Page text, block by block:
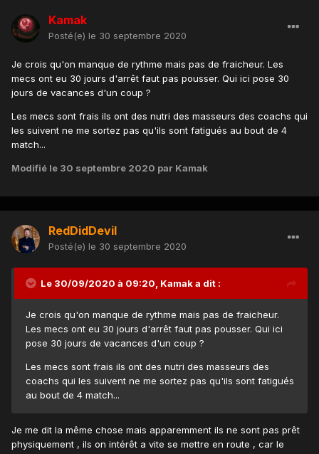
Kamak
Posté(e) le 30 septembre 2020
Je crois qu'on manque de rythme mais pas de fraicheur. Les
mecs ont eu 30 jours d'arrêt faut pas pousser. Qui ici pose 30
jours de vacances d'un coup ?
Les mecs sont frais ils ont des nutri des masseurs des coachs qui
les suivent ne me sortez pas qu'ils sont fatigués au bout de 4
match...
Modifié le 30 septembre 2020 par Kamak
RedDidDevil
Posté(e) le 30 septembre 2020
Le 30/09/2020 à 09:20, Kamaka dit :
Je crois qu'on manque de rythme mais pas de fraicheur.
Les mecs ont eu 30 jours d'arrêt faut pas pousser. Qui ici
pose 30 jours de vacances d'un coup ?
Les mecs sont frais ils ont des nutri des masseurs des
coachs qui les suivent ne me sortez pas qu'ils sont fatigués
au bout de 4 match...
Je me dit la même chose mais apparemment ils ne sont pas prêt
physiquement , ils on intérêt a vite se mettre en route , car le